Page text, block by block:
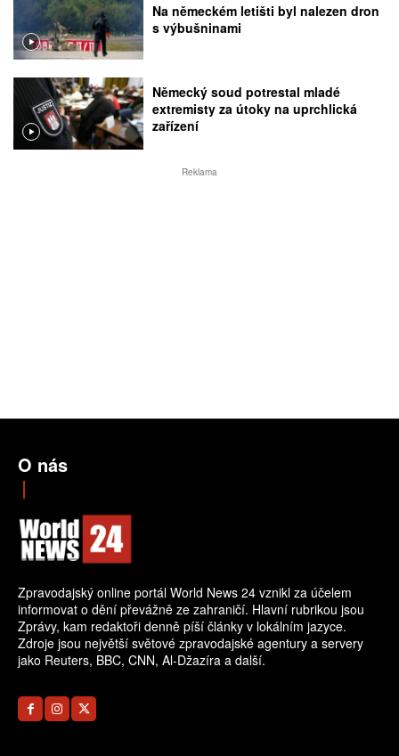
Na německém letišti byl nalezen dron
s výbušninami
Německý soud potrestal mladé
extremisty za útoky na uprchlická
zařízení
Reklama
O nás
Zpravodajský online portál World News 24 vznikl za účelem
informovat o dění převážně ze zahraničí. Hlavní rubrikou jsou
Zprávy, kam redaktoři denně píší články v lokálním jazyce.
Zdroje jsou největší světové zpravodajské agentury a servery
jako Reuters, BBC, CNN, Al-Džazíra a další.